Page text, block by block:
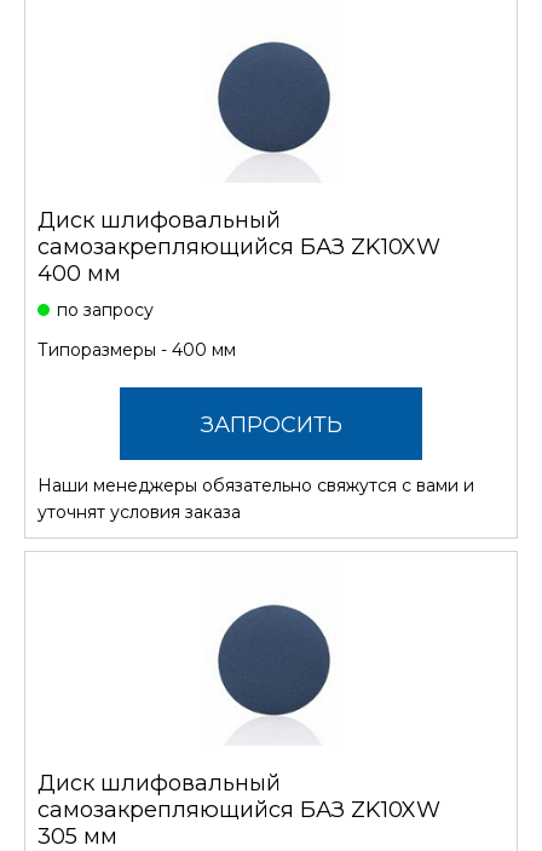
Диск шлифовальный
самозакрепляющийся БАЗ ZK10XW
400 мм
по запросу
Типоразмеры - 400 мм
ЗАПРОСИТЬ
СТОИМОСТЬ
Наши менеджеры обязательно свяжутся с вами и
уточнят условия заказа
Диск шлифовальный
самозакрепляющийся БАЗ ZK10XW
305 мм